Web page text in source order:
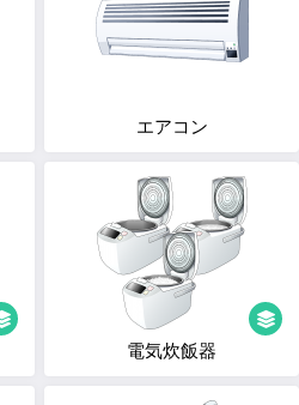
エアコン
電気炊飯器